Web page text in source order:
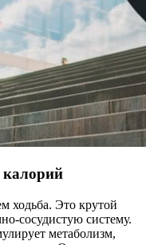
калорий
ходьба. Это крутой
сосудистую систему.
метаболизм,